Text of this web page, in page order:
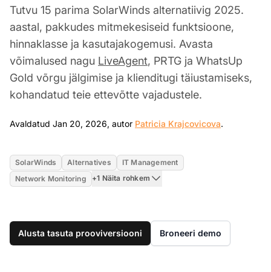
Tutvu 15 parima SolarWinds alternatiivig 2025.
aastal, pakkudes mitmekesiseid funktsioone,
hinnaklasse ja kasutajakogemusi. Avasta
võimalused nagu LiveAgent, PRTG ja WhatsUp
Gold võrgu jälgimise ja klienditugi täiustamiseks,
kohandatud teie ettevõtte vajadustele.
Avaldatud Jan 20, 2026, autor Patricia Krajcovicova.
SolarWinds Alternatives
IT Management
Network Monitoring
+1 Näita rohkem
Alusta tasuta prooviversiooni Broneeri demo